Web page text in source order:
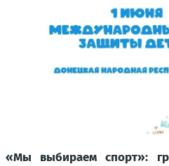
«Мы выбираем спорт»: